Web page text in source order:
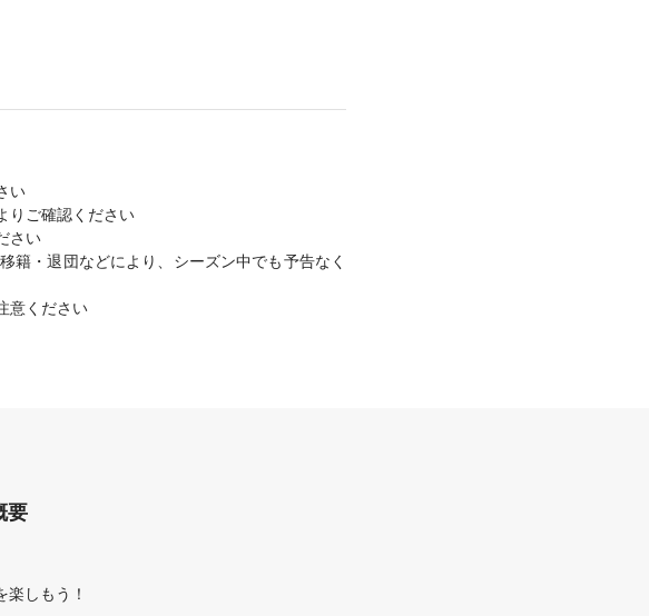
い
りご確認ください
さい
籍・退団などにより、シーズン中でも予告なく
意ください
要
しもう！